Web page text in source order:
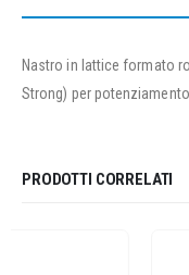
Nastro in lattice formato
Strong) per
PRODOTTI CORRELATI